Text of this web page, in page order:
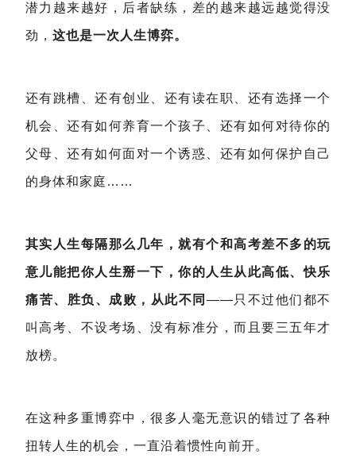
潜力越来越好，后者缺练，差的越来越远越觉得没
劲， 这也是一次人生博弈。
还有跳槽、还有创业、还有读在职、还有选择一个
机会、还有如何养育一个孩子、还有如何对待你的
父母、还有如何面对一个诱惑、还有如何保护自己
的身体和家庭……
其实人生每隔那么几年，就有个和高考差不多的玩
意儿能把你人生掰一下，你的人生从此高低、快乐
痛苦、胜负、成败，从此不同 ——只不过他们都不
叫高考、不设考场、没有标准分，而且要三五年才
放榜。
在这种多重博弈中，很多人毫无意识的错过了各种
扭转人生的机会，一直沿着惯性向前开。